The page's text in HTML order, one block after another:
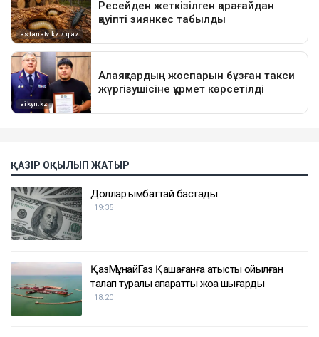
ҚАЗІР ОҚЫЛЫП ЖАТЫР
Доллар қымбаттай бастады
19:35
ҚазМұнайГаз Қашағанға қатысты қойылған
талап туралы ақпаратты жоққа шығарды
18:20